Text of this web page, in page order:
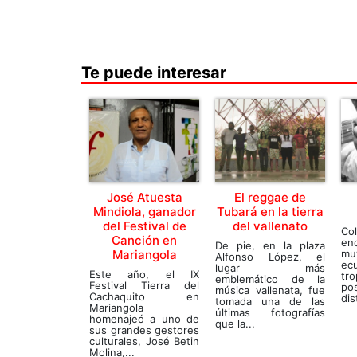
Te puede interesar
José Atuesta
Mindiola, ganador
del Festival de
Canción en
Mariangola
Este año, el IX
Festival Tierra del
Cachaquito en
Mariangola
homenajeó a uno de
sus grandes gestores
culturales, José Betin
Molina,...
El reggae de
Tubará en la tierra
del vallenato
De pie, en la plaza
Alfonso López, el
lugar más
emblemático de la
música vallenata, fue
tomada una de las
últimas fotografías
que la...